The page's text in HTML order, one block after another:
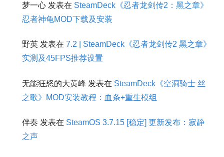
梦一心 发表在 SteamDeck《忍者龙剑传2：黑之章》
忍者神龟MOD下载及安装
野英 发表在 7.2 | SteamDeck《忍者龙剑传2 黑之章》
实测及45FPS推荐设置
无能狂怒的大黄峰 发表在 SteamDeck《空洞骑士 丝
之歌》MOD安装教程：血条+重生模组
伴奏 发表在 SteamOS 3.7.15 [稳定] 更新发布：寂静
之声